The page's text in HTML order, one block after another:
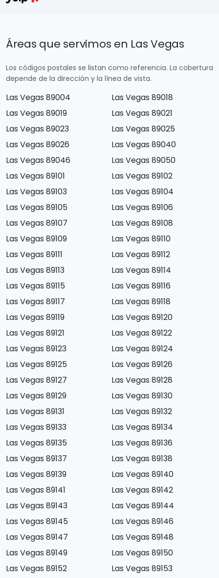
Áreas que servimos en Las Vegas
Los códigos postales se listan como referencia. La cobertura
depende de la dirección y la línea de vista.
Las Vegas 89004
Las Vegas 89018
Las Vegas 89019
Las Vegas 89021
Las Vegas 89023
Las Vegas 89025
Las Vegas 89026
Las Vegas 89040
Las Vegas 89046
Las Vegas 89050
Las Vegas 89101
Las Vegas 89102
Las Vegas 89103
Las Vegas 89104
Las Vegas 89105
Las Vegas 89106
Las Vegas 89107
Las Vegas 89108
Las Vegas 89109
Las Vegas 89110
Las Vegas 89111
Las Vegas 89112
Las Vegas 89113
Las Vegas 89114
Las Vegas 89115
Las Vegas 89116
Las Vegas 89117
Las Vegas 89118
Las Vegas 89119
Las Vegas 89120
Las Vegas 89121
Las Vegas 89122
Las Vegas 89123
Las Vegas 89124
Las Vegas 89125
Las Vegas 89126
Las Vegas 89127
Las Vegas 89128
Las Vegas 89129
Las Vegas 89130
Las Vegas 89131
Las Vegas 89132
Las Vegas 89133
Las Vegas 89134
Las Vegas 89135
Las Vegas 89136
Las Vegas 89137
Las Vegas 89138
Las Vegas 89139
Las Vegas 89140
Las Vegas 89141
Las Vegas 89142
Las Vegas 89143
Las Vegas 89144
Las Vegas 89145
Las Vegas 89146
Las Vegas 89147
Las Vegas 89148
Las Vegas 89149
Las Vegas 89150
Las Vegas 89152
Las Vegas 89153